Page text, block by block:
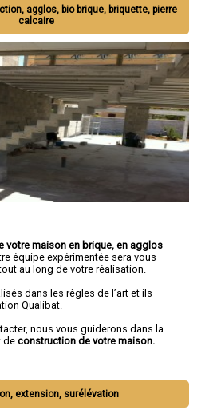
agglos, bio brique, briquette, pierre
calcaire
votre maison en brique, en agglos
équipe expérimentée sera vous
au long de votre réalisation.
dans les règles de l’art et ils
Qualibat.
nous vous guiderons dans la
de construction de votre maison.
extension, surélévation